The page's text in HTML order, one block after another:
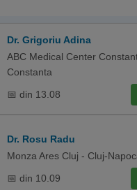
Dr. Grigoriu Adina
ABC Medical Center
Constanta
📅 din 13.08
Dr. Rosu Radu
Monza Ares Cluj - Cluj-
📅 din 10.09